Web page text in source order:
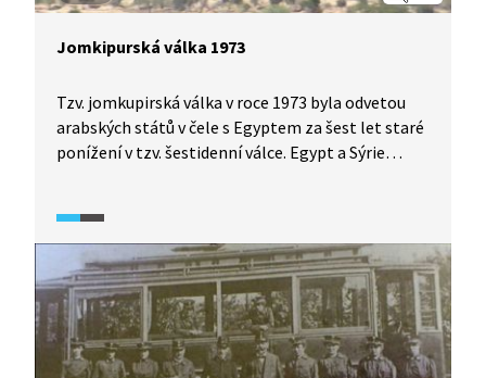
Jomkipurská válka 1973
Tzv. jomkupirská válka v roce 1973 byla odvetou
arabských států v čele s Egyptem za šest let staré
ponížení v tzv. šestidenní válce. Egypt a Sýrie
zpravodajských služeb Izrael značně překvapily.
Ten však i za cenu vysokých ztrát definitivně uhájil
svoji nezávislost. Reportáž Událostí u příležitosti
40. výročí války (2013) přináší i vzpomínky
izraelských veteránů s československými kořeny
na válečné dění.